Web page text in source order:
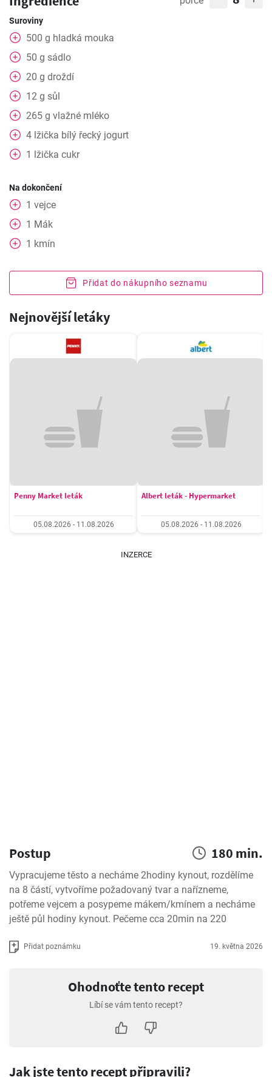
Suroviny
500 g hladká mouka
50 g sádlo
20 g droždí
12 g sůl
265 g vlažné mléko
4 lžička bílý řecký jogurt
1 lžička cukr
Na dokončení
1 vejce
1 Mák
1 kmín
Přidat do nákupního seznamu
Nejnovější letáky
Penny Market leták
05.08.2026 - 11.08.2026
Albert leták - Hypermarket
05.08.2026 - 11.08.2026
INZERCE
Postup 180 min.
Vypracujeme těsto a necháme 2hodiny kynout, rozdělíme
na 8 částí, vytvoříme požadovaný tvar a nařízneme,
potřeme vejcem a posypeme mákem/kmínem a necháme
ještě půl hodiny kynout. Pečeme cca 20min na 220
Přidat poznámku 19. května 2026
Ohodnoťte tento recept
Líbí se vám tento recept?
Jak jste tento recept připravili?